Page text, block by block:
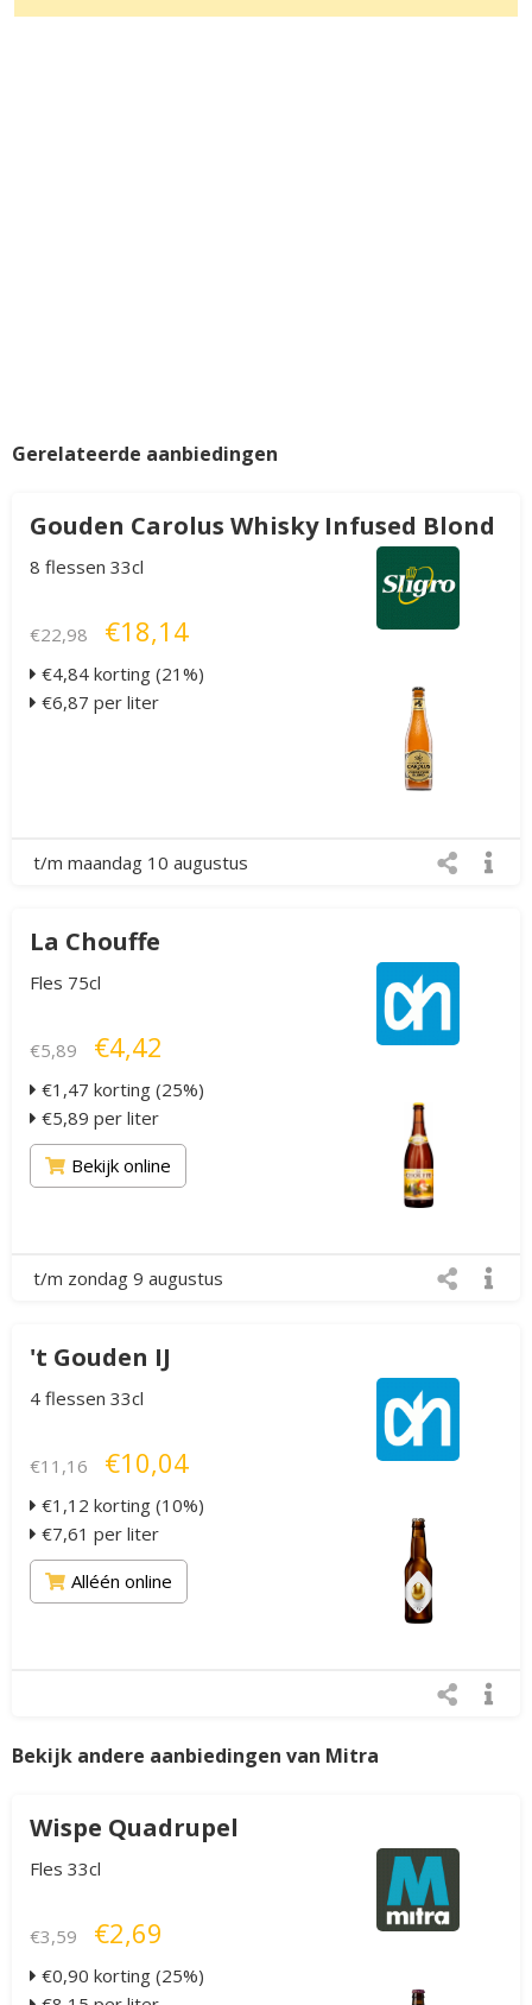
Gerelateerde aanbiedingen
Gouden Carolus Whisky Infused Blond
8 flessen 33cl
€22,98 €18,14
€4,84 korting (21%)
€6,87 per liter
t/m maandag 10 augustus
La Chouffe
Fles 75cl
€5,89 €4,42
€1,47 korting (25%)
€5,89 per liter
Bekijk online
t/m zondag 9 augustus
't Gouden IJ
4 flessen 33cl
€11,16 €10,04
€1,12 korting (10%)
€7,61 per liter
Alléén online
Bekijk andere aanbiedingen van Mitra
Wispe Quadrupel
Fles 33cl
€3,59 €2,69
€0,90 korting (25%)